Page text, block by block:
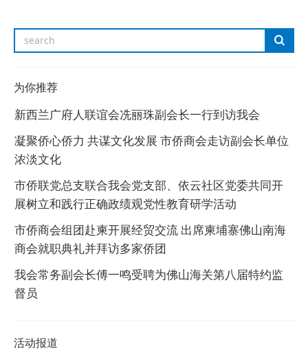
为你推荐
新西兰广府人联谊会冼丽珠副会长一行到访我会
凝聚侨心侨力 共谋文化发展 市侨商会走访副会长单位
浓淡文化
市侨联党总支联合我会党支部、依云社区党委共同开
展树立和践行正确政绩观党性教育研学活动
市侨商会组团赴柬开展经贸交流 出席柬埔寨佛山南海
商会就职典礼并拜访多家侨团
我会常务副会长傅一鸣受聘为佛山海关第八届特约监
督员
活动报道